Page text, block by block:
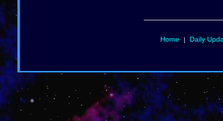
Home| Daily